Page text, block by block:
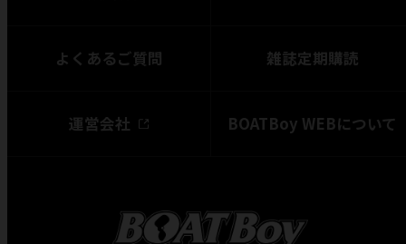
よくあるご質問 雑誌定期購読
運営会社 BOATBoy WEBについて